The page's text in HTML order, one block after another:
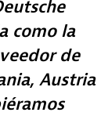
como la
de
Austria